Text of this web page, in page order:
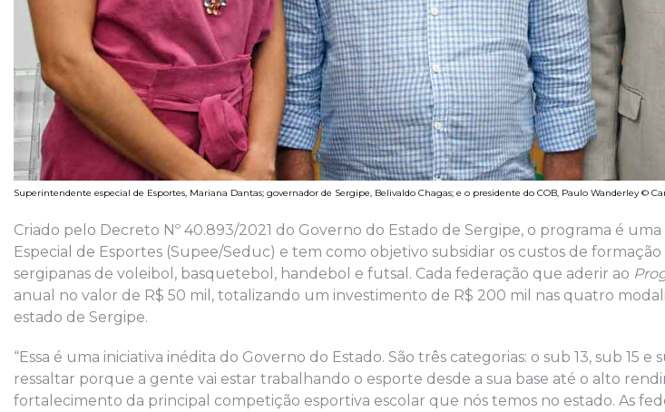
Superintendente especial de Esportes, Mariana Dantas; governador de Sergipe, Belivaldo Chagas; e o presidente do COB, Paulo Wanderley ©
Criado pelo Decreto Nº 40.893/2021 do Governo do Estado de Sergipe, o programa é
Especial de Esportes (Supee/Seduc) e tem como objetivo subsidiar os custos de
sergipanas de voleibol, basquetebol, handebol e futsal. Cada federação que aderir ao
anual no valor de R$ 50 mil, totalizando um investimento de R$ 200 mil nas quatro
estado de Sergipe.
“Essa é uma iniciativa inédita do Governo do Estado. São três categorias: o sub 13, sub 15
ressaltar porque a gente vai estar trabalhando o esporte desde a sua base até o alto
fortalecimento da principal competição esportiva escolar que nós temos no estado. As